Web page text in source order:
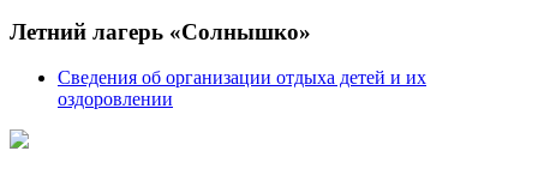
Летний лагерь «Солнышко»
Сведения об организации отдыха детей и их
оздоровлении